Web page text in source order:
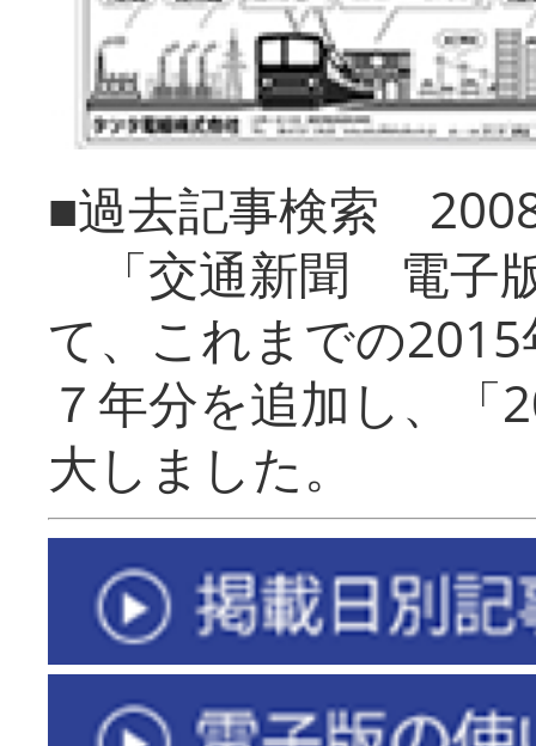
■過去記事検索
「交通新聞 電子
て、これまでの
７年分を追加し、「
大しまし